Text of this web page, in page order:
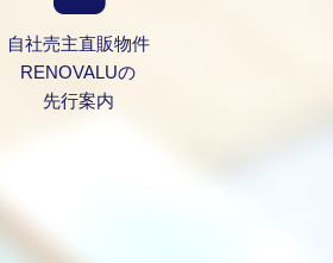
自社売主直販物件
RENOVALUの
先行案内